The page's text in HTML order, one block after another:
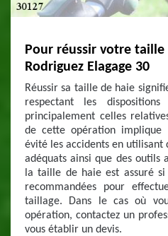
Pour réussir votre taille
Rodriguez Elagage 30
Réussir sa taille de haie
respectant les
principalement celles
de cette opération implique
évité les accidents en
adéquats ainsi que des outils
la taille de haie est assuré si
recommandées pour
taillage. Dans le cas où
opération, contactez un
vous établir un devis.